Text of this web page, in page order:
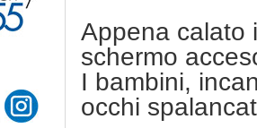
Appena calato
schermo
I bambini,
occhi